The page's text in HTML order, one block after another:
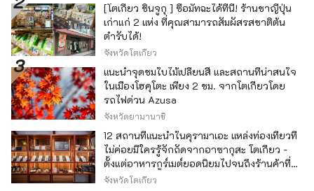
[โตเกียว ชินจูกุ ] ซื้อมัทฉะได้ที่นี่! ร้านชาญี่ปุ่น
เก่าแก่ 2 แห่ง ที่คุณสามารถสัมผัสรสชาติต้น
ตำรับได้!
จังหวัดโตเกียว
แนะนำจุดชมใบไม้เปลี่ยนสี และสถานที่น่าสนใจ
ในเมืองโฮคุโตะ เพียง 2 ชม. จากโตเกียวโดย
รถไฟด่วน Azusa
จังหวัดยามานาชิ
12 สถานที่แนะนำในคุรามาเอะ แหล่งท่องเที่ยวที่
ไม่ค่อยมีใครรู้จักถัดจากอาซากุสะ โตเกียว -
ตั้งแต่อาหารกูร์เมต์ยอดนิยมไปจนถึงร้านค้าที่มี
เอกลักษณ์ -
จังหวัดโตเกียว